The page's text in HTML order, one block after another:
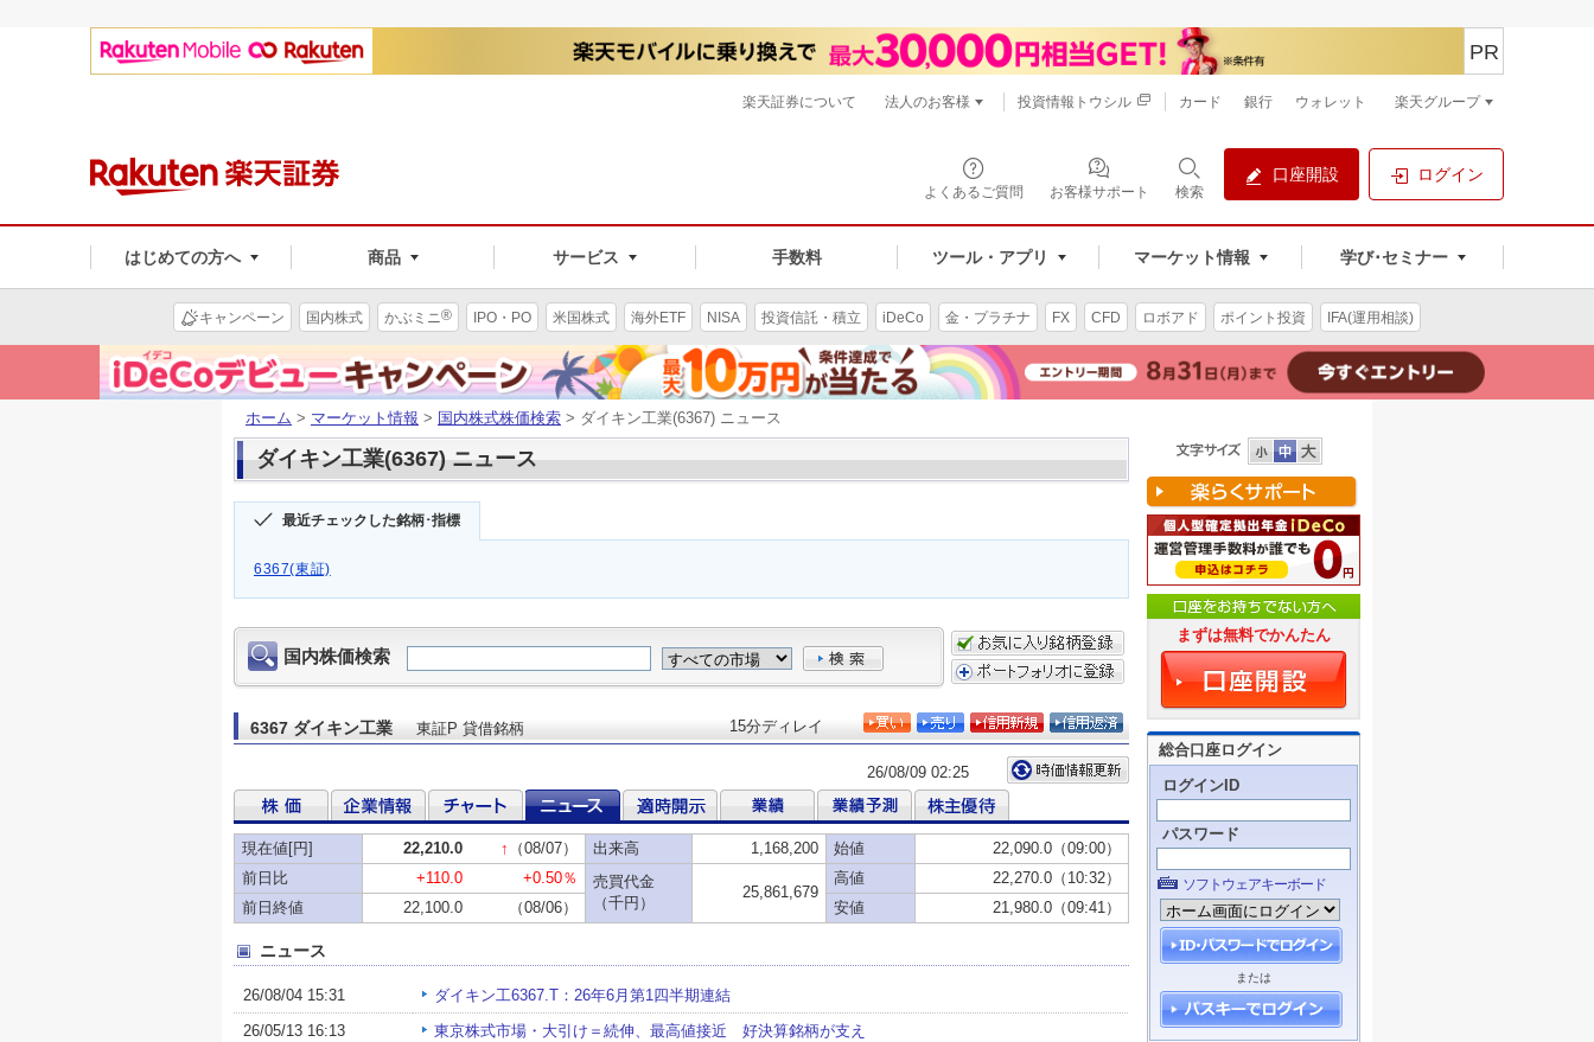
よくあるご質問 お客様サポート 検索
口座開設 ログイン
はじめての方へ 商品 サービス 手数料 ツール・アプリ マーケット情報 学び･セミナー
PR
楽天証券について 法人のお客様 投資情報トウシル カード 銀行 ウォレット 楽天グループ
キャンペーン 国内株式 かぶミニ® IPO・PO 米国株式 海外ETF NISA 投資信託・積立 iDeCo 金・プラチナ FX CFD ロボアド ポイント投資 IFA(運用相談)
ホーム > マーケット情報 > 国内株式株価検索 > ダイキン工業(6367) ニュース
ダイキン工業(6367) ニュース
最近チェックした銘柄･指標
6367(東証)
まずは無料でかんたん
総合口座ログイン
ログインID
パスワード
ソフトウェアキーボード
または